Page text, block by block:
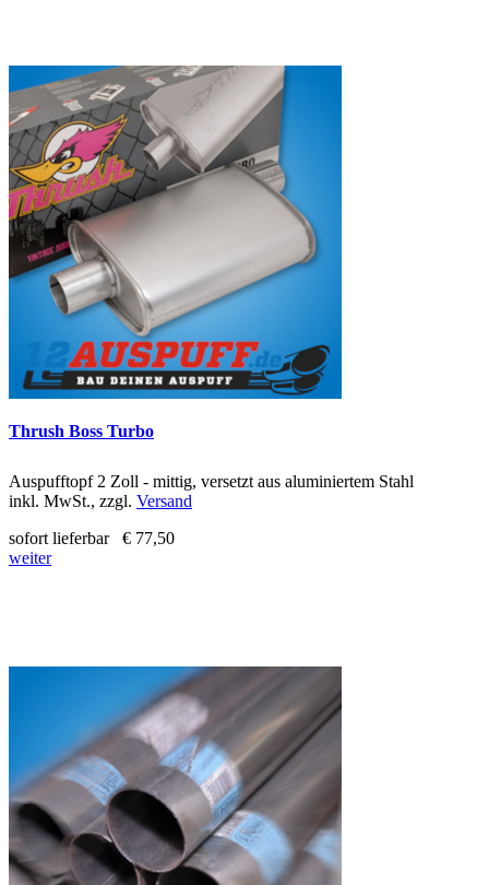
Thrush Boss Turbo
Auspufftopf 2 Zoll - mittig, versetzt aus aluminiertem Stahl
inkl. MwSt., zzgl. Versand
sofort lieferbar
€ 77,50
weiter